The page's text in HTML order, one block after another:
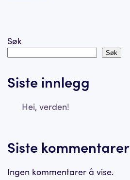
Søk
Søk
Siste innlegg
Hei, verden!
Siste kommentarer
Ingen kommentarer å vise.